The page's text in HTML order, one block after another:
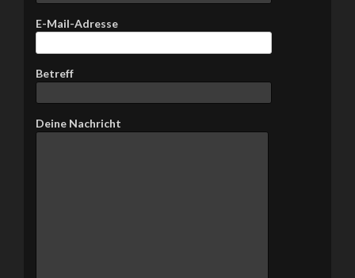
E-Mail-Adresse
Bitte lasse dieses Feld leer.
Betreff
Deine Nachricht